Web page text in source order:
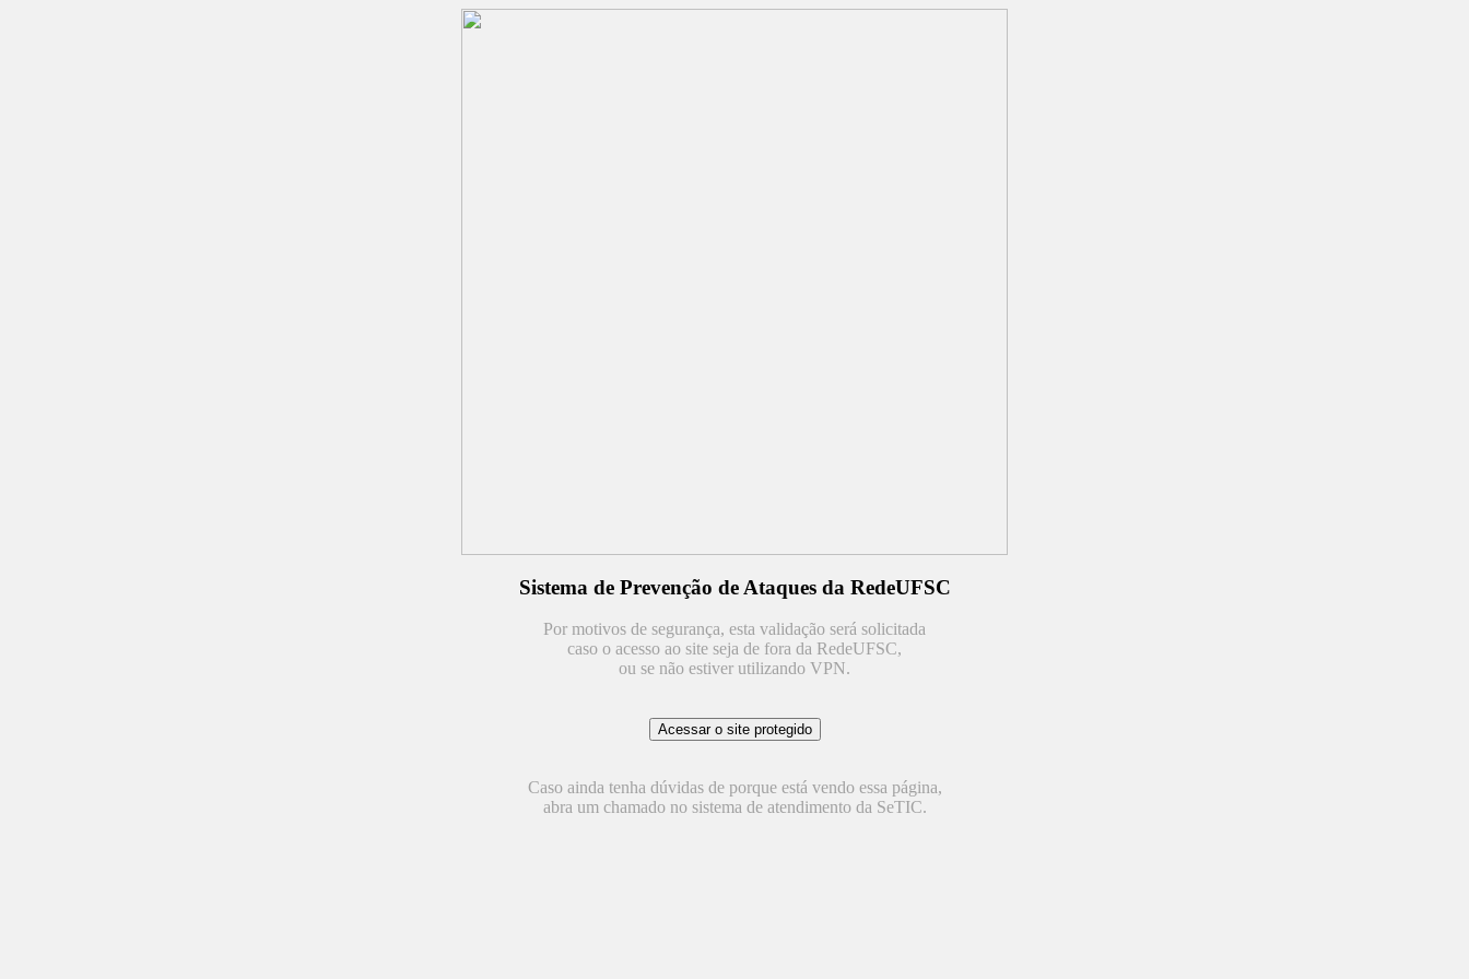
Sistema de Prevenção de Ataques da RedeUFSC
Por motivos de segurança, esta validação será solicitada
caso o acesso ao site seja de fora da RedeUFSC,
ou se não estiver utilizando VPN.
Caso ainda tenha dúvidas de porque está vendo essa página,
abra um chamado no sistema de atendimento da SeTIC.